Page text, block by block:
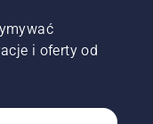
i oferty od